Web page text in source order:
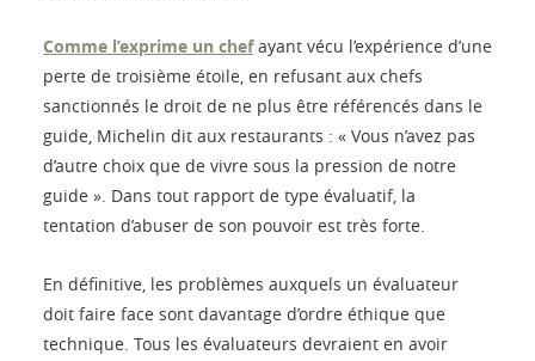
Comme l’exprime un chefayant vécu l’expérience d’une
perte de troisième étoile, en refusant aux chefs
sanctionnés le droit de ne plus être référencés dans le
guide, Michelin dit aux restaurants : « Vous n’avez pas
d’autre choix que de vivre sous la pression de notre
guide ». Dans tout rapport de type évaluatif, la
tentation d’abuser de son pouvoir est très forte.
En définitive, les problèmes auxquels un évaluateur
doit faire face sont davantage d’ordre éthique que
technique. Tous les évaluateurs devraient en avoir